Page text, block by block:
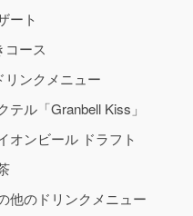
ート
コース
リンクメニュー
テル「Granbell Kiss」
オンビール ドラフト
他のドリンクメニュー